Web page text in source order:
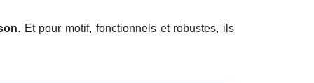
. Et pour motif, fonctionnels et robustes, ils